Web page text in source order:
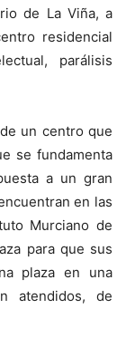
de La Viña, a
residencial
parálisis
un centro que
se fundamenta
a un gran
en las
Murciano de
para que sus
plaza en una
atendidos, de